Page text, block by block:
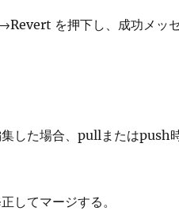
を押下し、成功メッ
した場合、pullまたはpush
てマージする。